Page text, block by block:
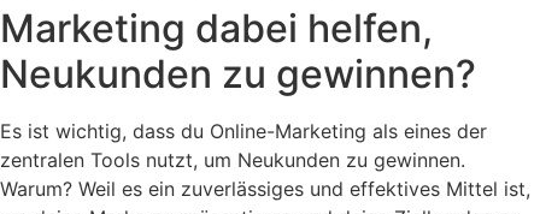
Marketing dabei helfen,
Neukunden zu gewinnen?
Es ist wichtig, dass du Online-Marketing als eines der
zentralen Tools nutzt, um Neukunden zu gewinnen.
Warum? Weil es ein zuverlässiges und effektives Mittel ist,